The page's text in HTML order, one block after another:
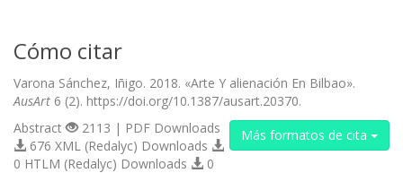
Cómo citar
Varona Sánchez, Iñigo. 2018. «Arte Y alienación En Bilbao».
AusArt 6 (2). https://doi.org/10.1387/ausart.20370.
Más formatos de cita
Abstract
2113 | PDF Downloads
676 XML (Redalyc) Downloads
0 HTLM (Redalyc) Downloads
0